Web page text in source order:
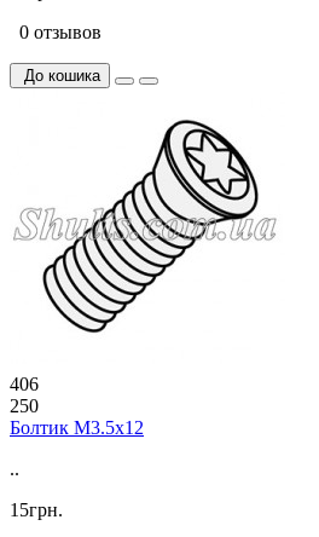
0 отзывов
До кошика
406
250
Болтик М3.5х12
..
15грн.